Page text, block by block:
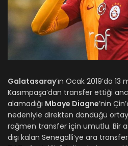
Galatasaray’ın Ocak 2019’da 13
Kasımpaşa’dan transfer ettiği
alamadığı Mbaye Diagne’nin
nedeniyle direkten döndüğü
rağmen transfer için umutlu. Bir
dışı kalan Senegalli’ye ara